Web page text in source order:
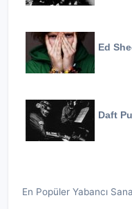
Ed
Daft
En Popüler Yabancı